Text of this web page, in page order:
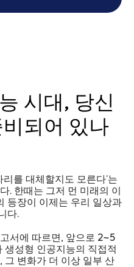
시대, 당신
되어 있나
를 대체할지도 모른다’는
. 한때는 그저 먼 미래의 이
등장이 이제는 우리 일상과
다.
서에 따르면, 앞으로 2~5
생성형 인공지능의 직접적
그 변화가 더 이상 일부 산